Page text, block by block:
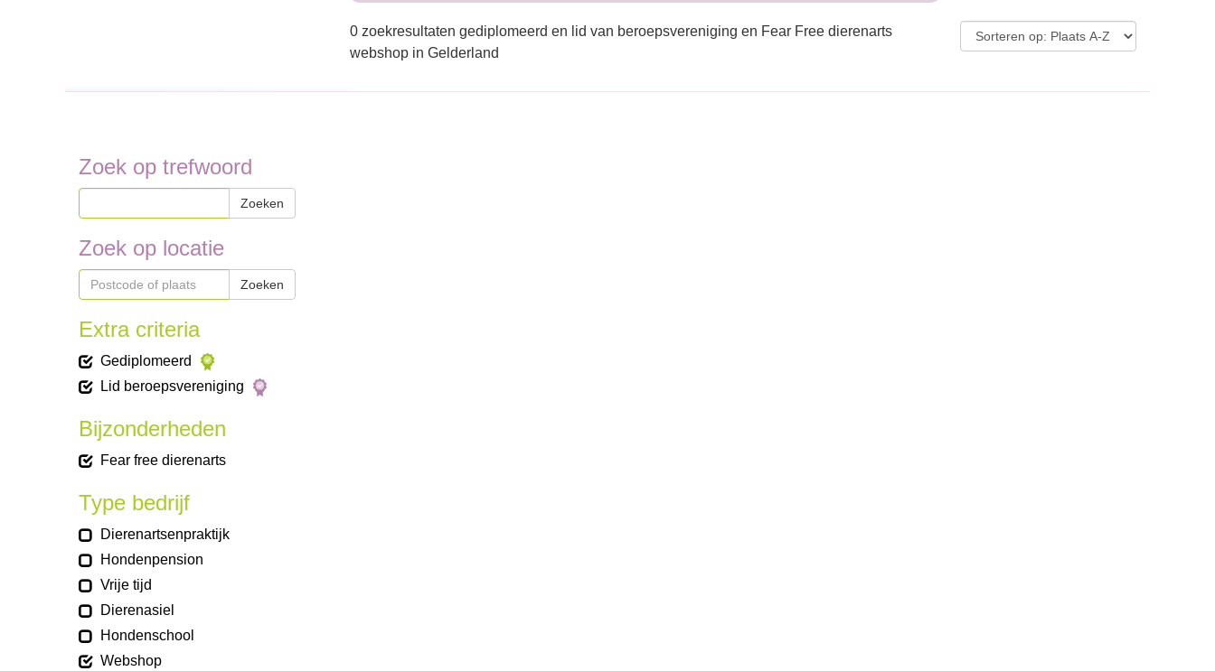
0 zoekresultaten gediplomeerd en lid van beroepsvereniging en Fear Free dierenarts
webshop in Gelderland
Zoek op trefwoord
Zoeken
Zoek op locatie
Zoeken
Extra criteria
Gediplomeerd
Lid beroepsvereniging
Bijzonderheden
Fear free dierenarts
Type bedrijf
Dierenartsenpraktijk
Hondenpension
Vrije tijd
Dierenasiel
Hondenschool
Webshop